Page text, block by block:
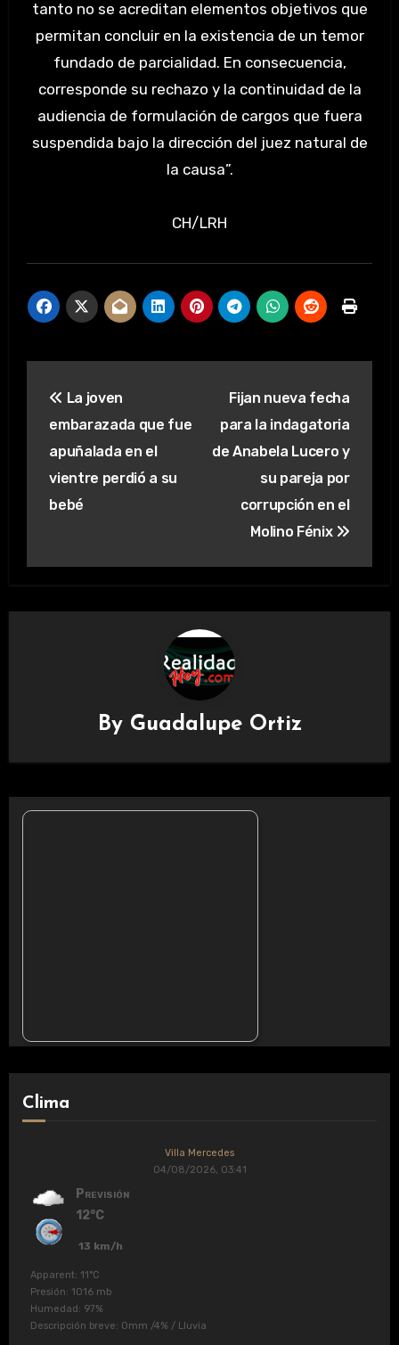
tanto no se acreditan elementos objetivos que
permitan concluir en la existencia de un temor
fundado de parcialidad. En consecuencia,
corresponde su rechazo y la continuidad de la
audiencia de formulación de cargos que fuera
suspendida bajo la dirección del juez natural de
la causa”.
CH/LRH
de
entradas
La joven
embarazada que fue
apuñalada en el
vientre perdió a su
bebé
Fijan nueva fecha
para la indagatoria
de Anabela Lucero y
su pareja por
corrupción en el
Molino Fénix
By Guadalupe Ortiz
Clima
Villa Mercedes
04/08/2026, 03:41
Previsión
12°C
13 km/h
Apparent: 11°C
Presión: 1016 mb
Humedad: 97%
Descripción breve: 0mm /4% / Lluvia